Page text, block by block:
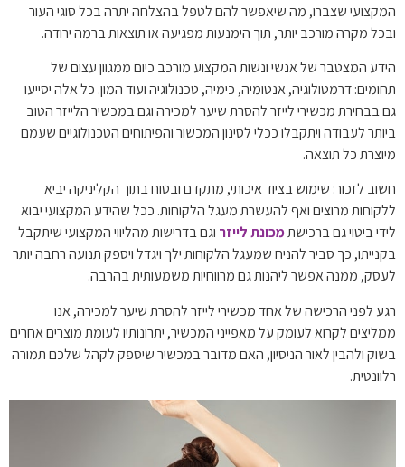
המקצועי שצברו, מה שיאפשר להם לטפל בהצלחה יתרה בכל סוגי העור
ובכל מקרה מורכב יותר, תוך הימנעות מפגיעה או תוצאות ברמה ירודה.
הידע המצטבר של אנשי ונשות המקצוע מורכב כיום ממגוון עצום של
תחומים: דרמטולוגיה, אנטומיה, כימיה, טכנולוגיה ועוד המון. כל אלה יסייעו
גם בבחירת מכשירי לייזר להסרת שיער למכירה וגם במכשיר הלייזר הטוב
ביותר לעבודה ויתקבלו ככלי לסינון המכשור והפיתוחים הטכנולוגיים שעמם
מיוצרת כל תוצאה.
חשוב לזכור: שימוש בציוד איכותי, מתקדם ובטוח בתוך הקליניקה יביא
ללקוחות מרוצים ואף להעשרת מעגל הלקוחות. ככל שהידע המקצועי יבוא
לידי ביטוי גם ברכישתמכונת לייזר וגם בדרישות מהליווי המקצועי שיתקבל
בקנייתו, כך סביר להניח שמעגל הלקוחות ילך ויגדל ויספק תנועה רחבה יותר
לעסק, ממנה אפשר ליהנות גם מרווחיות משמעותית בהרבה.
רגע לפני הרכישה של אחד מכשירי לייזר להסרת שיער למכירה, אנו
ממליצים לקרוא לעומק על מאפייני המכשיר, יתרונותיו לעומת מוצרים אחרים
בשוק ולהבין לאור הניסיון, האם מדובר במכשיר שיספק לקהל שלכם תמורה
רלוונטית.